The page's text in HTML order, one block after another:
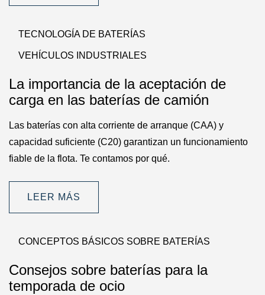
TECNOLOGÍA DE BATERÍAS
VEHÍCULOS INDUSTRIALES
La importancia de la aceptación de
carga en las baterías de camión
Las baterías con alta corriente de arranque (CAA) y
capacidad suficiente (C20) garantizan un funcionamiento
fiable de la flota. Te contamos por qué.
LEER MÁS
CONCEPTOS BÁSICOS SOBRE BATERÍAS
Consejos sobre baterías para la
temporada de ocio